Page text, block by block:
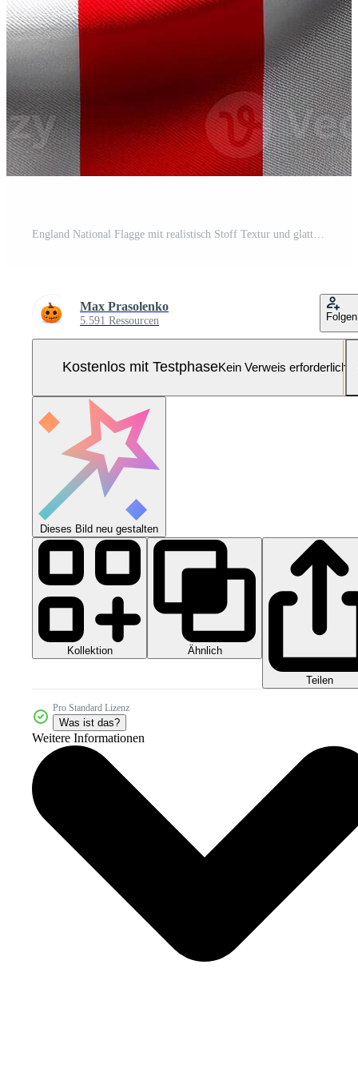
Max Prasolenko
5.591 Ressourcen Folgen
Kostenlos mit TestphaseKein Verweis erforderlich
Dieses Bild neu gestalten
Kollektion Ähnlich
Teilen
Pro Standard Lizenz
Was ist das?
Weitere Informationen